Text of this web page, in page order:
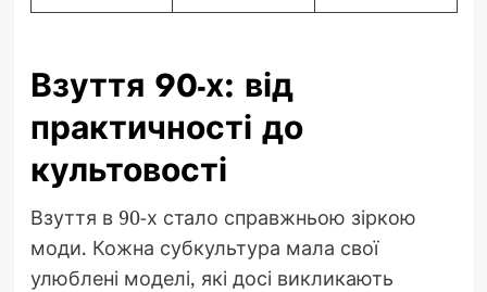
Взуття 90-х: від
практичності до
культовості
Взуття в 90-х стало справжньою зіркою
моди. Кожна субкультура мала свої
улюблені моделі, які досі викликають